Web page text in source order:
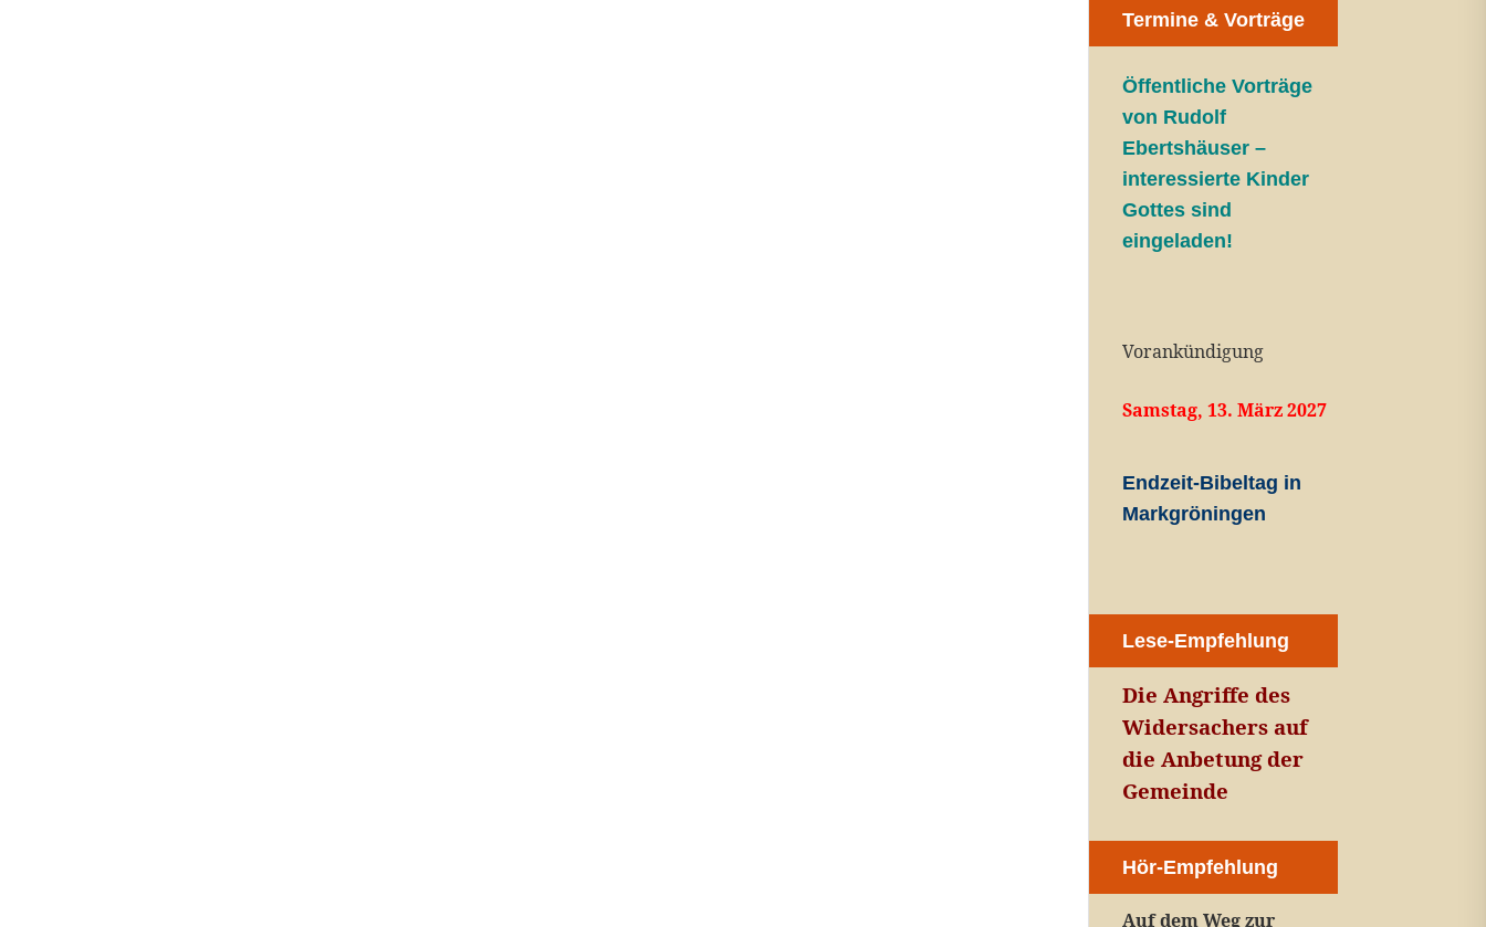
Termine & Vorträge
Öffentliche Vorträge
von Rudolf
Ebertshäuser –
interessierte Kinder
Gottes sind
eingeladen!
Vorankündigung
Samstag, 13. März 2027
Endzeit-Bibeltag in
Markgröningen
Lese-Empfehlung
Die Angriffe des
Widersachers auf
die Anbetung der
Gemeinde
Hör-Empfehlung
Auf dem Weg zur